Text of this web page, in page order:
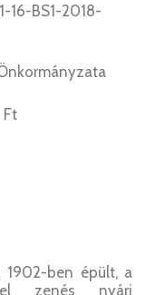
16-BS1-2018-
Ft
1902-ben épült, a
zenés nyári